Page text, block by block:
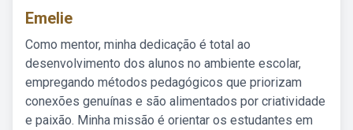
Emelie
Como mentor, minha dedicação é total ao
desenvolvimento dos alunos no ambiente escolar,
empregando métodos pedagógicos que priorizam
conexões genuínas e são alimentados por criatividade
e paixão. Minha missão é orientar os estudantes em